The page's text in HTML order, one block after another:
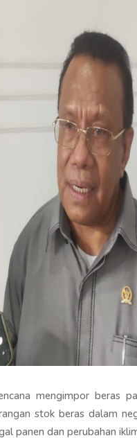
mengimpor beras
stok beras dalam
panen dan perubahan